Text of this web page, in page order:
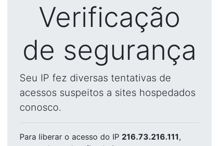
Verificação
de segurança
Seu IP fez diversas tentativas de
acessos suspeitos a sites hospedados
conosco.
Para liberar o acesso do IP 216.73.216.111,